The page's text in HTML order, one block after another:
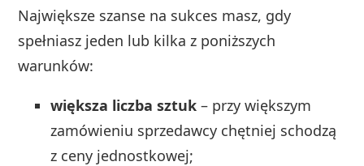
Największe szanse na sukces masz, gdy
spełniasz jeden lub kilka z poniższych
warunków:
większa liczba sztuk – przy większym
zamówieniu sprzedawcy chętniej schodzą
z ceny jednostkowej;